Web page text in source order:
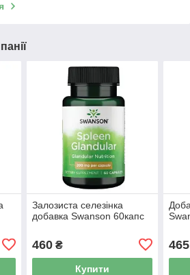
Залозиста селезінка
добавка Swanson 60капс
460₴
Купити
465